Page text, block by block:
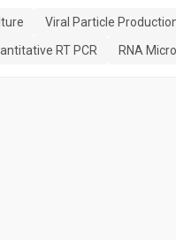
Viral Particle
RT PCR RNA